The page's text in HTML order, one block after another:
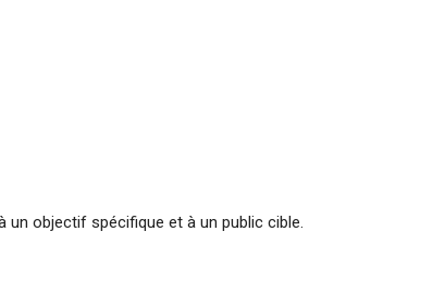
un objectif spécifique et à un public cible.